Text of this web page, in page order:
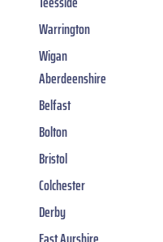
Warrington
Wigan
Aberdeenshire
Belfast
Bolton
Bristol
Colchester
Derby